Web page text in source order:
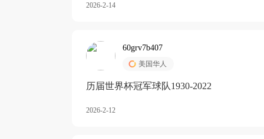
2026-2-14
60grv7b407
美国华人
历届世界杯冠军球队1930-2022
2026-2-12